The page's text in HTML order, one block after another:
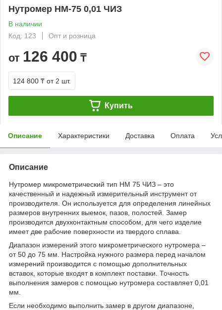
Нутромер НМ-75 0,01 ЧИЗ
В наличии
Код: 123
Опт и розница
от 126 400 ₸
124 800 ₸ от 2 шт.
Купить
Описание Характеристики Доставка Оплата
Описание
Нутромер микрометрический тип НМ 75 ЧИЗ – это
качественный и надежный измерительный инструмент от
производителя. Он используется для определения линейных
размеров внутренних выемок, пазов, полостей. Замер
производится двухконтактным способом, для чего изделие
имеет две рабочие поверхности из твердого сплава.
Диапазон измерений этого микрометрического нутромера –
от 50 до 75 мм. Настройка нужного размера перед началом
измерений производится с помощью дополнительных
вставок, которые входят в комплект поставки. Точность
выполнения замеров с помощью нутромера составляет 0,01
мм.
Если необходимо выполнить замер в другом диапазоне,